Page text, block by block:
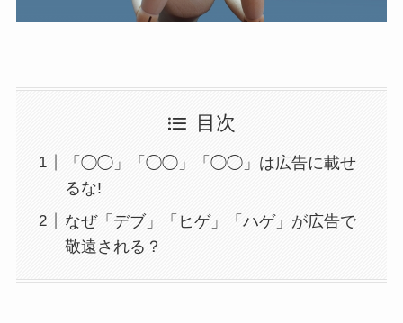
目次
「◯◯」「◯◯」「◯◯」は広告に載せ
るな!
なぜ「デブ」「ヒゲ」「ハゲ」が広告で
敬遠される？